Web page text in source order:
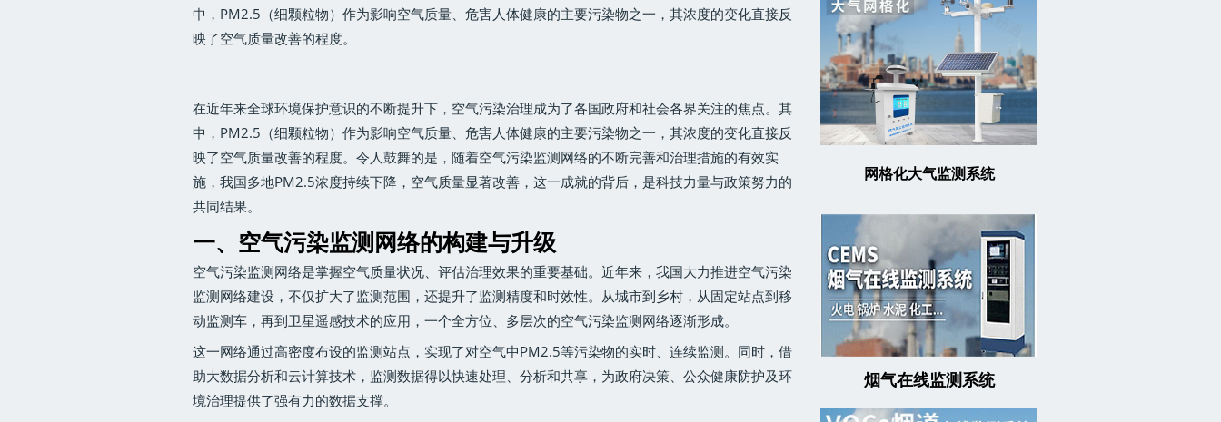
中，PM2.5（细颗粒物）作为影响空气质量、危害人体健康的主要污染物之一，其浓度的变化直接反
映了空气质量改善的程度。
在近年来全球环境保护意识的不断提升下，空气污染治理成为了各国政府和社会各界关注的焦点。其
中，PM2.5（细颗粒物）作为影响空气质量、危害人体健康的主要污染物之一，其浓度的变化直接反
映了空气质量改善的程度。令人鼓舞的是，随着空气污染监测网络的不断完善和治理措施的有效实
施，我国多地PM2.5浓度持续下降，空气质量显著改善，这一成就的背后，是科技力量与政策努力的
共同结果。
一、空气污染监测网络的构建与升级
空气污染监测网络是掌握空气质量状况、评估治理效果的重要基础。近年来，我国大力推进空气污染
监测网络建设，不仅扩大了监测范围，还提升了监测精度和时效性。从城市到乡村，从固定站点到移
动监测车，再到卫星遥感技术的应用，一个全方位、多层次的空气污染监测网络逐渐形成。
这一网络通过高密度布设的监测站点，实现了对空气中PM2.5等污染物的实时、连续监测。同时，借
助大数据分析和云计算技术，监测数据得以快速处理、分析和共享，为政府决策、公众健康防护及环
境治理提供了强有力的数据支撑。
网格化大气监测系统
烟气在线监测系统